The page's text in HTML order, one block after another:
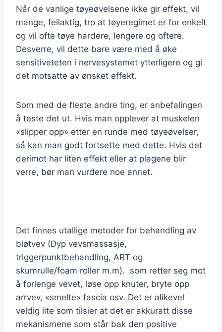
Når de vanlige tøyeøvelsene ikke gir effekt, vil
mange, feilaktig, tro at tøyeregimet er for enkelt
og vil ofte tøye hardere, lengere og oftere.
Desverre, vil dette bare være med å øke
sensitiveteten i nervesystemet ytterligere og gi
det motsatte av ønsket effekt.
Som med de fleste andre ting, er anbefalingen
å teste det ut. Hvis man opplever at muskelen
«slipper opp» etter en runde med tøyeøvelser,
så kan man godt fortsette med dette. Hvis det
derimot har liten effekt eller at plagene blir
verre, bør man vurdere noe annet.
Det finnes utallige metoder for behandling av
bløtvev (Dyp vevsmassasje,
triggerpunktbehandling, ART og
skumrulle/foam roller m.m). som retter seg mot
å forlenge vevet, løse opp knuter, bryte opp
arrvev, «smelte» fascia osv. Det er alikevel
veldig lite som tilsier at det er akkuratt disse
mekanismene som står bak den positive